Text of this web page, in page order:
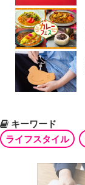
キーワード
ライフスタイル